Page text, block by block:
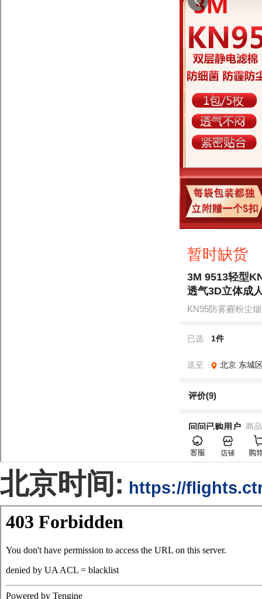
北京时间: https://